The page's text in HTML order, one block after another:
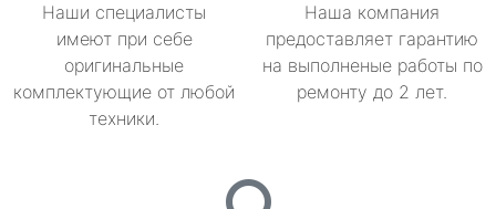
Наши специалисты
имеют при себе
оригинальные
комплектующие от любой
техники.
Наша компания
предоставляет гарантию
на выполненые работы по
ремонту до 2 лет.